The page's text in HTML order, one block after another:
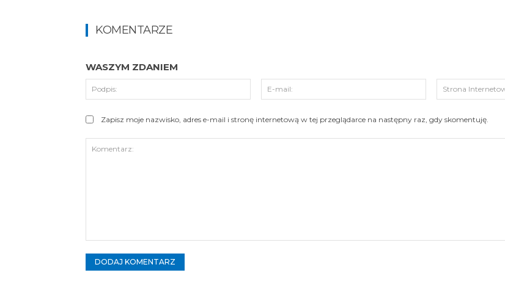
KOMENTARZE
WASZYM ZDANIEM
Podpis:
mail:
Zapisz moje nazwisko, adres e-mail i stronę internetową w tej przeglądarce na następny raz, gdy skomentuję.